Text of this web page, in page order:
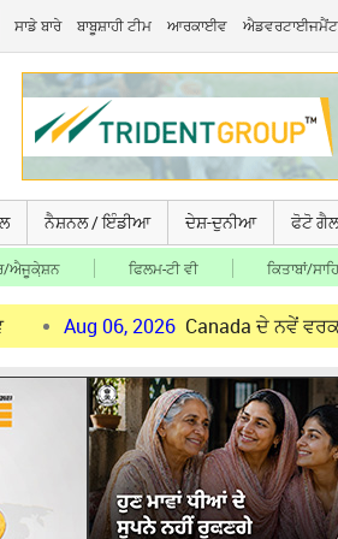
ਸਾਡੇ ਬਾਰੇ ਬਾਬੂਸ਼ਾਹੀ ਟੀਮ ਆਰਕਾਈਵ ਐਡਵਰਟਾਈਜਮੈਂਟ
ਨੈਸ਼ਨਲ / ਇੰਡੀਆ ਦੇਸ਼-ਦੁਨੀਆ ਫੋਟੋ
ਐਜੂਕੇ਼ਸ਼ਨ ਫਿਲਮ-ਟੀ ਵੀ ਕਿਤਾਬਾਂ/
06, 2026 Canada ਦੇ ਨਵੇਂ ਵਰਕ ਪਰਮਿਟ